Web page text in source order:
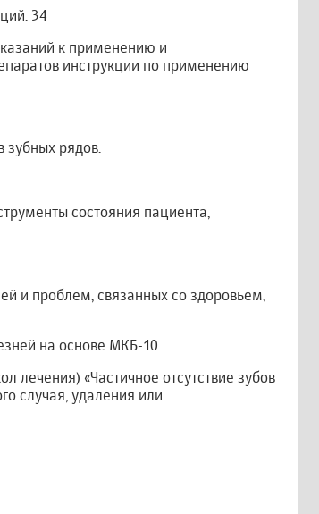
34
к применению и
инструкции по применению
зубных рядов.
состояния пациента,
и проблем, связанных со здоровьем,
на основе МКБ-10
лечения) «Частичное отсутствие зубов
случая, удаления или